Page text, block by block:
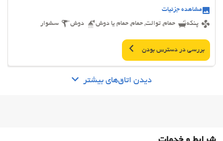
مشاهده جزئیات
پنکه
حمام, توالت, حمام, حمام یا دوش دوش سشوار
بررسی در دسترس بودن
دیدن اتاق‌های بیشتر